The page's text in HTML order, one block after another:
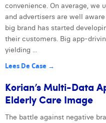
convenience. On average, we
and advertisers are well
big brand has started
their customers. Big app-
yielding ...
Lees De Case →
Korian’s Multi-Data
Elderly Care Image
The battle against negative